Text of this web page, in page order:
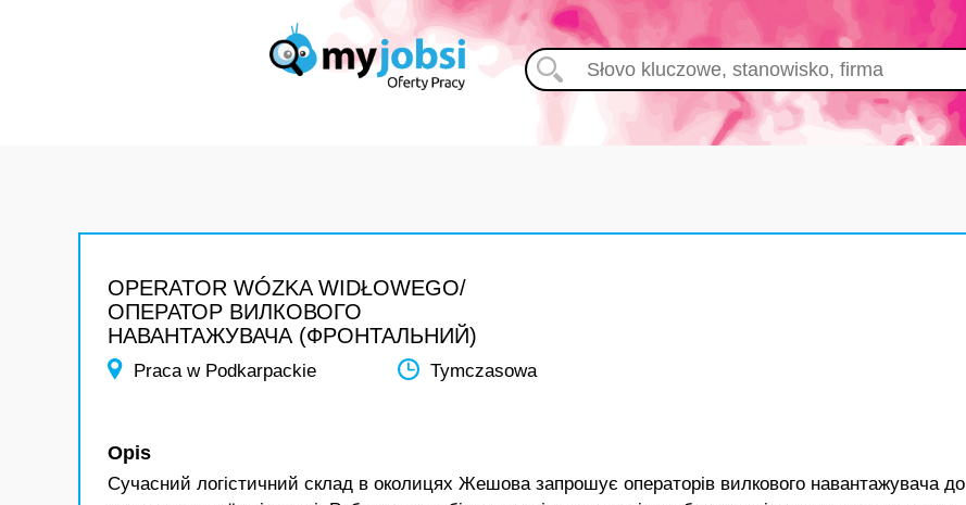
OPERATOR WÓZKA WIDŁOWEGO/
ОПЕРАТОР ВИЛКОВОГО
НАВАНТАЖУВАЧА (ФРОНТАЛЬНИЙ)
Praca w Podkarpackie Tymczasowa
Opis
Сучасний логістичний склад в околицях Жешова запрошує операторів вилкового навантажувача до